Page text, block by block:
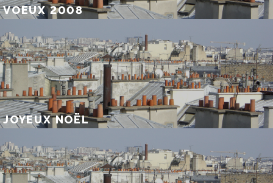
VOEUX 2008
JOYEUX NOËL